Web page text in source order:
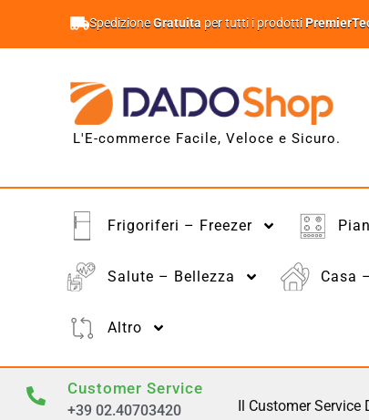
SpedizioneGratuita per tutti i prodotti
L'E-commerce Facile, Veloce e Sicuro.
Frigoriferi – Freezer
Salute – Bellezza Casa
Altro
Customer Service
+39 02.40703420 Il Customer